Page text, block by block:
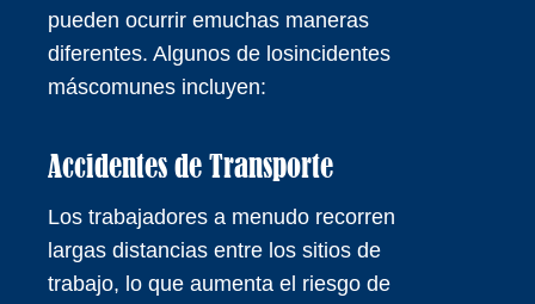
pueden ocurrir emuchas maneras
diferentes. Algunos de losincidentes
máscomunes incluyen:
Accidentes de Transporte
Los trabajadores a menudo recorren
largas distancias entre los sitios de
trabajo, lo que aumenta el riesgo de